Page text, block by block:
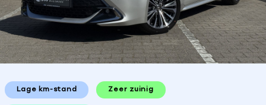
Lage km-stand Zeer zuinig